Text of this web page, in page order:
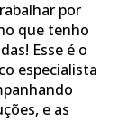
por
que tenho
Esse é o
especialista
e as